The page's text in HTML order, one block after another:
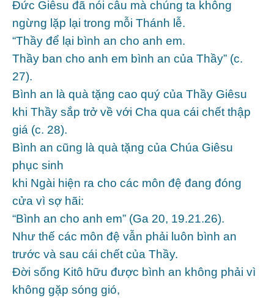
Đức Giêsu đã nói câu mà chúng ta không
ngừng lặp lại trong mỗi Thánh lễ.
“Thầy để lại bình an cho anh em.
Thầy ban cho anh em bình an của Thầy” (c.
27).
Bình an là quà tặng cao quý của Thầy Giêsu
khi Thầy sắp trở về với Cha qua cái chết thập
giá (c. 28).
Bình an cũng là quà tặng của Chúa Giêsu
phục sinh
khi Ngài hiện ra cho các môn đệ đang đóng
cửa vì sợ hãi:
“Bình an cho anh em” (Ga 20, 19.21.26).
Như thế các môn đệ vẫn phải luôn bình an
trước và sau cái chết của Thầy.
Đời sống Kitô hữu được bình an không phải vì
không gặp sóng gió,